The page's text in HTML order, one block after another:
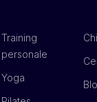
Training
personale
Yoga